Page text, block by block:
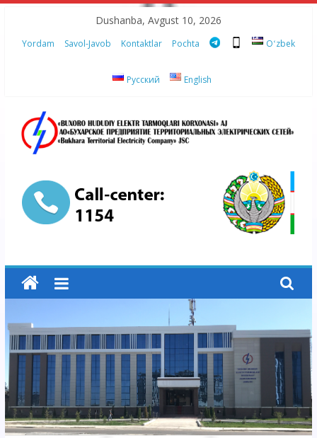
content
Dushanba, Avgust 10, 2026
Yordam Savol-Javob Kontaktlar Pochta Oʻzbek
Русский English
“Buxoro
hududiy
elektr
tarmoqlari
korxonasi”
AJ
“Buxoro
hududiy